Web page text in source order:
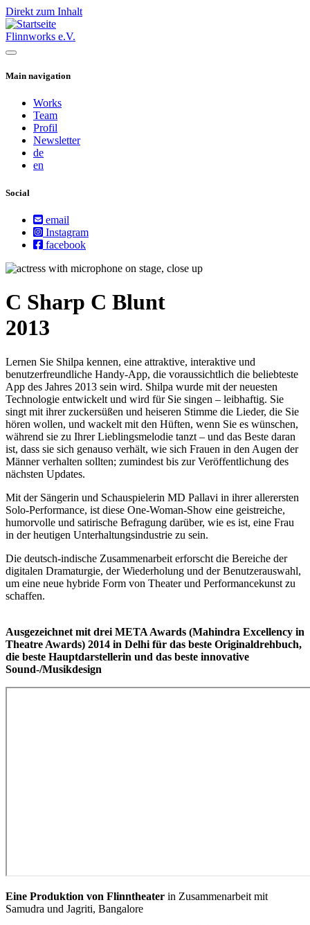
Direkt zum Inhalt
Flinnworks e.V.
Main navigation
Works
Team
Profil
Newsletter
de
en
Social
email
Instagram
facebook
C Sharp C Blunt
2013
Lernen Sie Shilpa kennen, eine attraktive, interaktive und
benutzerfreundliche Handy-App, die voraussichtlich die beliebteste
App des Jahres 2013 sein wird. Shilpa wurde mit der neuesten
Technologie entwickelt und wird für Sie singen – leibhaftig. Sie
singt mit ihrer zuckersüßen und heiseren Stimme die Lieder, die Sie
hören wollen, und wackelt mit den Hüften, wenn Sie es wünschen,
während sie zu Ihrer Lieblingsmelodie tanzt – und das Beste daran
ist, dass sie sich genauso verhält, wie sich Frauen in den Augen der
Männer verhalten sollten; zumindest bis zur Veröffentlichung des
nächsten Updates.
Mit der Sängerin und Schauspielerin MD Pallavi in ihrer allerersten
Solo-Performance, ist diese One-Woman-Show eine geistreiche,
humorvolle und satirische Befragung darüber, wie es ist, eine Frau
in der heutigen Unterhaltungsindustrie zu sein.
Die deutsch-indische Zusammenarbeit erforscht die Bereiche der
digitalen Dramaturgie, der Wiederholung und der Benutzerauswahl,
um eine neue hybride Form von Theater und Performancekunst zu
schaffen.
Ausgezeichnet mit drei META Awards (Mahindra Excellency in
Theatre Awards) 2014 in Delhi für das beste Originaldrehbuch,
die beste Hauptdarstellerin und das beste innovative
Sound-/Musikdesign
Eine Produktion von Flinntheater in Zusammenarbeit mit
Samudra und Jagriti, Bangalore